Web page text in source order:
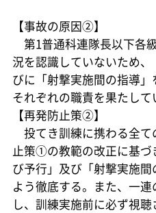
【事故の原因②】
第1普通科連隊長以下各
況を認識していないため
びに「射撃実施間の指導」
それぞれの職責を果たして
【再発防止策②】
投てき訓練に携わる全て
止策①の教範の改正に基づ
び予行」及び「射撃実施
よう徹底する。また、一
し、訓練実施前に必ず視聴